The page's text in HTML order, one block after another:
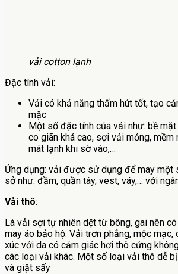
vải cotton lạnh
Đặc tính vải:
Vải có khả năng thấm hút tốt, tạo
mặc
Một số đặc tính của vải như: bề
co giãn khá cao, sợi vải mỏng, mềm
mát lạnh khi sờ vào,…
Ứng dụng: vải được sử dụng để may một
sở như: đầm, quần tây, vest, váy,… với
Vải thô:
Là vải sợi tự nhiên dệt từ bông, gai nên
may áo bảo hộ. Vải trơn phẳng, mộc mạc,
xúc với da có cảm giác hơi thô cứng
các loại vải khác. Một số loại vải thô dễ
và giặt sấy